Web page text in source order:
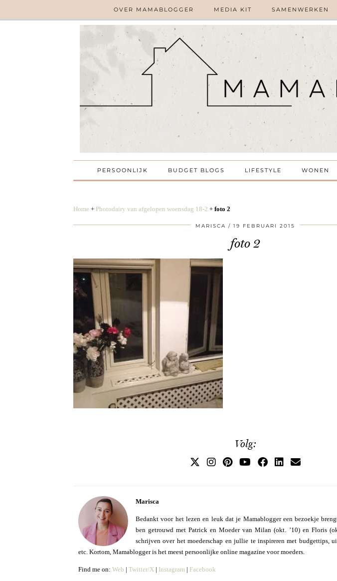
OVER MAMABLOGGER MEDIA KIT SAMENWERKEN
PERSOONLIJK BUDGET BLOGS LIFESTYLE WONEN
Home + Photodairy van afgelopen woensdag 18-2 + foto 2
MARISCA 19 FEBRUARI 2015
foto 2
Volg:
Marisca
Bedankt voor het lezen en leuk dat je Mamablogger een bezoekje
ben getrouwd met Patrick en Moeder van Milan (okt. ’10) en Floris
schrijven over het moederschap en jullie te inspireren met budgettips,
etc. Kortom, Mamablogger is het meest persoonlijke online magazine voor moeders.
Find me on: Web | Twitter/X | Instagram | Facebook